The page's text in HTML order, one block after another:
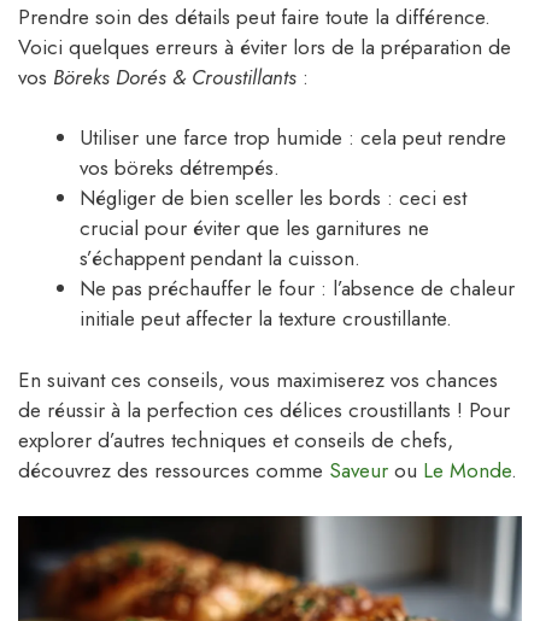
Prendre soin des détails peut faire toute la différence.
Voici quelques erreurs à éviter lors de la préparation de
vos Böreks Dorés & Croustillants :
Utiliser une farce trop humide : cela peut rendre
vos böreks détrempés.
Négliger de bien sceller les bords : ceci est
crucial pour éviter que les garnitures ne
s’échappent pendant la cuisson.
Ne pas préchauffer le four : l’absence de chaleur
initiale peut affecter la texture croustillante.
En suivant ces conseils, vous maximiserez vos chances
de réussir à la perfection ces délices croustillants ! Pour
explorer d’autres techniques et conseils de chefs,
découvrez des ressources comme Saveur ou Le Monde.